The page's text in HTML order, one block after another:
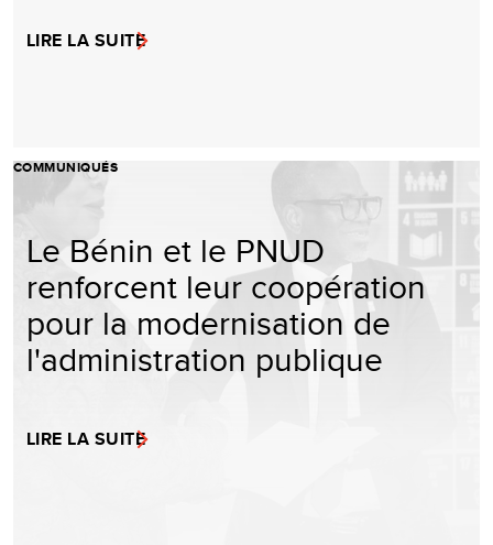
LIRE LA SUITE
COMMUNIQUÉS
Le Bénin et le PNUD
renforcent leur coopération
pour la modernisation de
l'administration publique
LIRE LA SUITE